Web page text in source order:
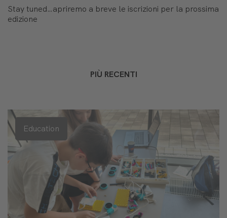
Stay tuned…apriremo a breve le iscrizioni per la prossima
edizione
PIÙ RECENTI
Education